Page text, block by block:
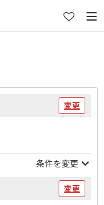
変更
条件を変更
変更